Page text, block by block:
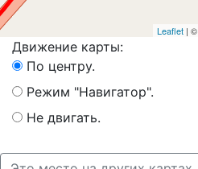
Leaflet | ©
Движение карты:
По центру.
Режим "Навигатор".
Не двигать.